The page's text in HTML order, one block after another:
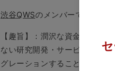
渋谷QWSのメンバーで観光DX
【趣旨】：潤沢な資⾦・⼈材
ない研究開発・サービス開発
グレーションすることによっ